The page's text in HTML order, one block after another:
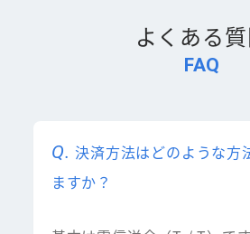
FAQ
よくある
決済方法はどのような方
ますか？